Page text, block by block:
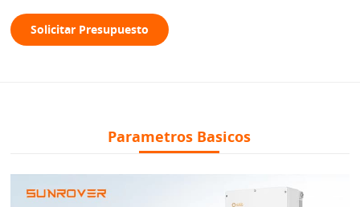
Solicitar Presupuesto
Parametros Basicos